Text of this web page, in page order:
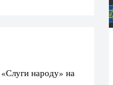
народу» на